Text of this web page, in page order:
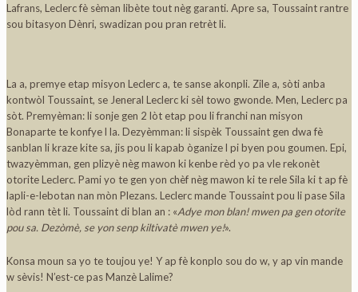
Lafrans, Leclerc fè sèman libète tout nèg garanti. Apre sa, Toussaint rantre
sou bitasyon Dènri, swadizan pou pran retrèt li.
La a, premye etap misyon Leclerc a, te sanse akonpli. Zile a, sòti anba
kontwòl Toussaint, se Jeneral Leclerc ki sèl towo gwonde. Men, Leclerc pa
sòt. Premyèman: li sonje gen 2 lòt etap pou li franchi nan misyon
Bonaparte te konfye l la. Dezyèmman: li sispèk Toussaint gen dwa fè
sanblan li kraze kite sa, jis pou li kapab òganize l pi byen pou goumen. Epi,
twazyèmman, gen plizyè nèg mawon ki kenbe rèd yo pa vle rekonèt
otorite Leclerc. Pami yo te gen yon chèf nèg mawon ki te rele Sila ki t ap fè
lapli-e-lebotan nan mòn Plezans. Leclerc mande Toussaint pou li pase Sila
lòd rann tèt li. Toussaint di blan an : «Adye mon blan! mwen pa gen otorite
pou sa. Dezòmè, se yon senp kiltivatè mwen ye!».
Konsa moun sa yo te toujou ye! Y ap fè konplo sou do w, y ap vin mande
w sèvis! N’est-ce pas Manzè Lalime?